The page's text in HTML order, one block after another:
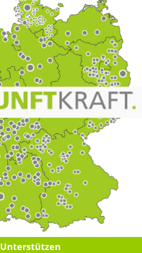
Unter­stüt­zen